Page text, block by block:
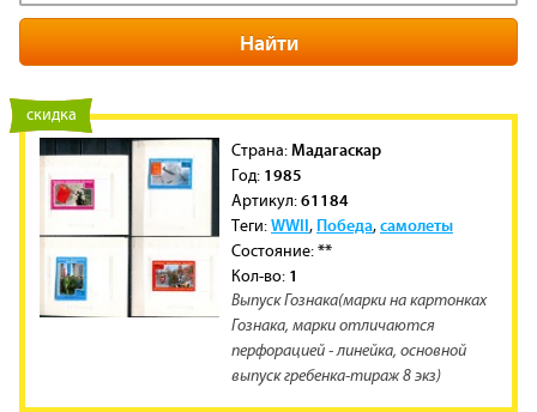
новинка
скидка
Cтрана:Мадагаскар
Год: 1985
Артикул:61184
Теги:WWII, Победа,самолеты
Состояние:**
Кол-во: 1
Выпуск Гознака(марки на картонках
Гознака, марки отличаются
перфорацией - линейка, основной
выпуск гребенка-тираж 8 экз)